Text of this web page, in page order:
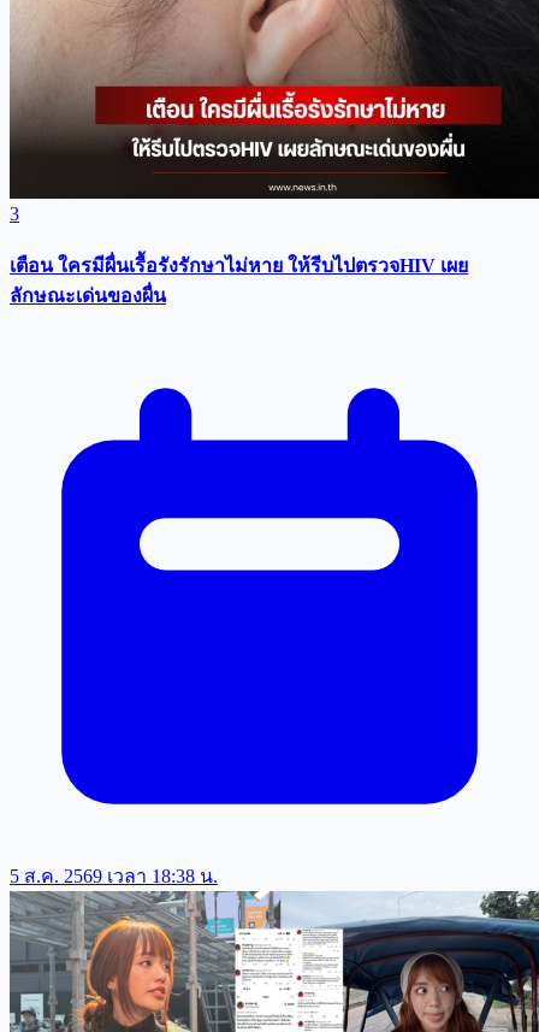
3
เตือน ใครมีผื่นเรื้อรังรักษาไม่หาย ให้รีบไปตรวจHIV เผย
ลักษณะเด่นของผื่น
5 ส.ค. 2569 เวลา 18:38 น.